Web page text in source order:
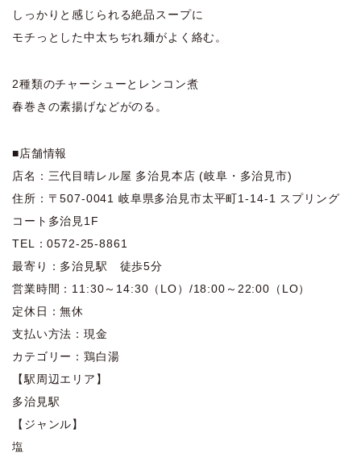
しっかりと感じられる絶品スープに
モチっとした中太ちぢれ麺がよく絡む。
2種類のチャーシューとレンコン煮
春巻きの素揚げなどがのる。
■店舗情報
店名：三代目晴レル屋 多治見本店 (岐阜・多治見市)
住所：〒507-0041 岐阜県多治見市太平町1-14-1 スプリング
コート多治見1F
TEL：0572-25-8861
最寄り：多治見駅 徒歩5分
営業時間：11:30～14:30（LO）/18:00～22:00（LO）
定休日：無休
支払い方法：現金
カテゴリー：鶏白湯
【駅周辺エリア】
多治見駅
【ジャンル】
塩